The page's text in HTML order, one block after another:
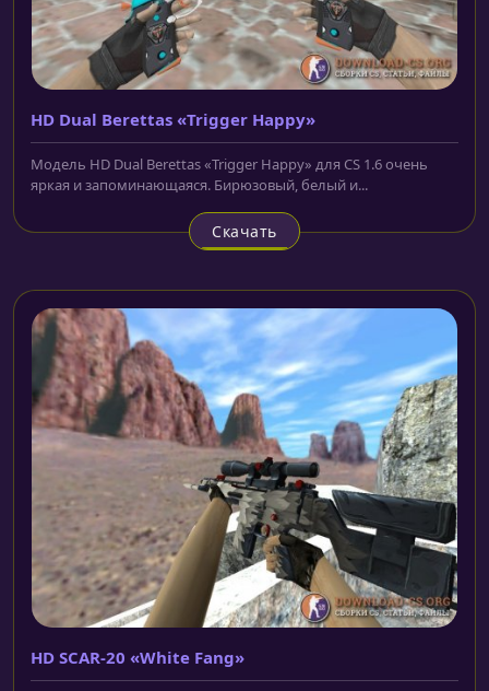
HD Dual Berettas «Trigger Happy»
Модель HD Dual Berettas «Trigger Happy» для CS 1.6 очень
яркая и запоминающаяся. Бирюзовый, белый и...
Скачать
HD SCAR-20 «White Fang»